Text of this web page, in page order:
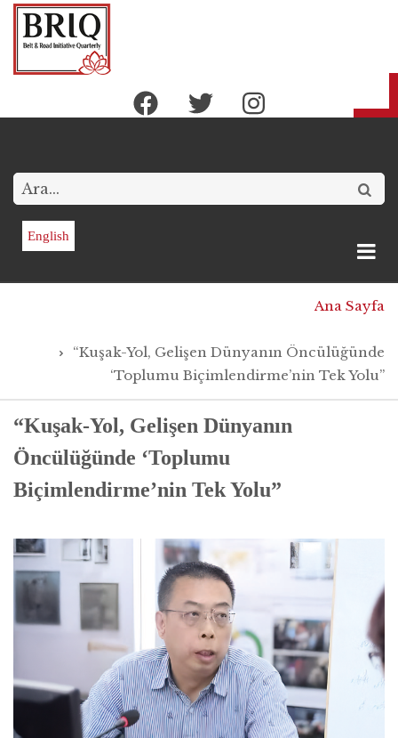
Ana
içeriğe
Arama
English
Ana Sayfa
“Kuşak-Yol, Gelişen Dünyanın Öncülüğünde
‘Toplumu Biçimlendirme’nin Tek Yolu”
“Kuşak-Yol, Gelişen Dünyanın
Öncülüğünde ‘Toplumu
Biçimlendirme’nin Tek Yolu”